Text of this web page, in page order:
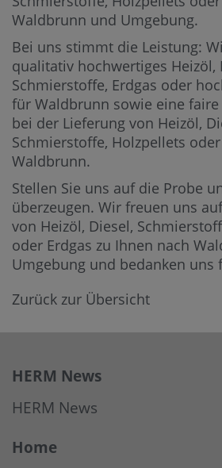
Waldbrunn und Umgebung.
Bei uns stimmt die Leistung:
qualitativ hochwertiges Heizöl,
Schmierstoffe, Erdgas oder
für Waldbrunn sowie eine
bei der Lieferung von Heizöl,
Schmierstoffe, Holzpellets
Waldbrunn.
Stellen Sie uns auf die Probe
überzeugen. Wir freuen uns
von Heizöl, Diesel,
oder Erdgas zu Ihnen nach
Umgebung und bedanken uns
Zurück zur Übersicht
HERM News
HERM News
Home